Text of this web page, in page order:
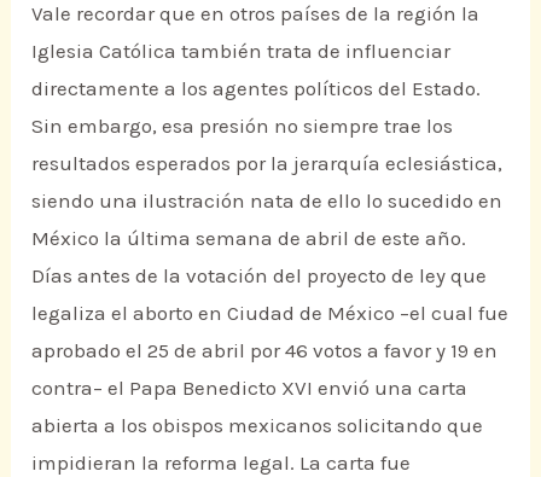
Vale recordar que en otros países de la región la
Iglesia Católica también trata de influenciar
directamente a los agentes políticos del Estado.
Sin embargo, esa presión no siempre trae los
resultados esperados por la jerarquía eclesiástica,
siendo una ilustración nata de ello lo sucedido en
México la última semana de abril de este año.
Días antes de la votación del proyecto de ley que
legaliza el aborto en Ciudad de México –el cual fue
aprobado el 25 de abril por 46 votos a favor y 19 en
contra– el Papa Benedicto XVI envió una carta
abierta a los obispos mexicanos solicitando que
impidieran la reforma legal. La carta fue